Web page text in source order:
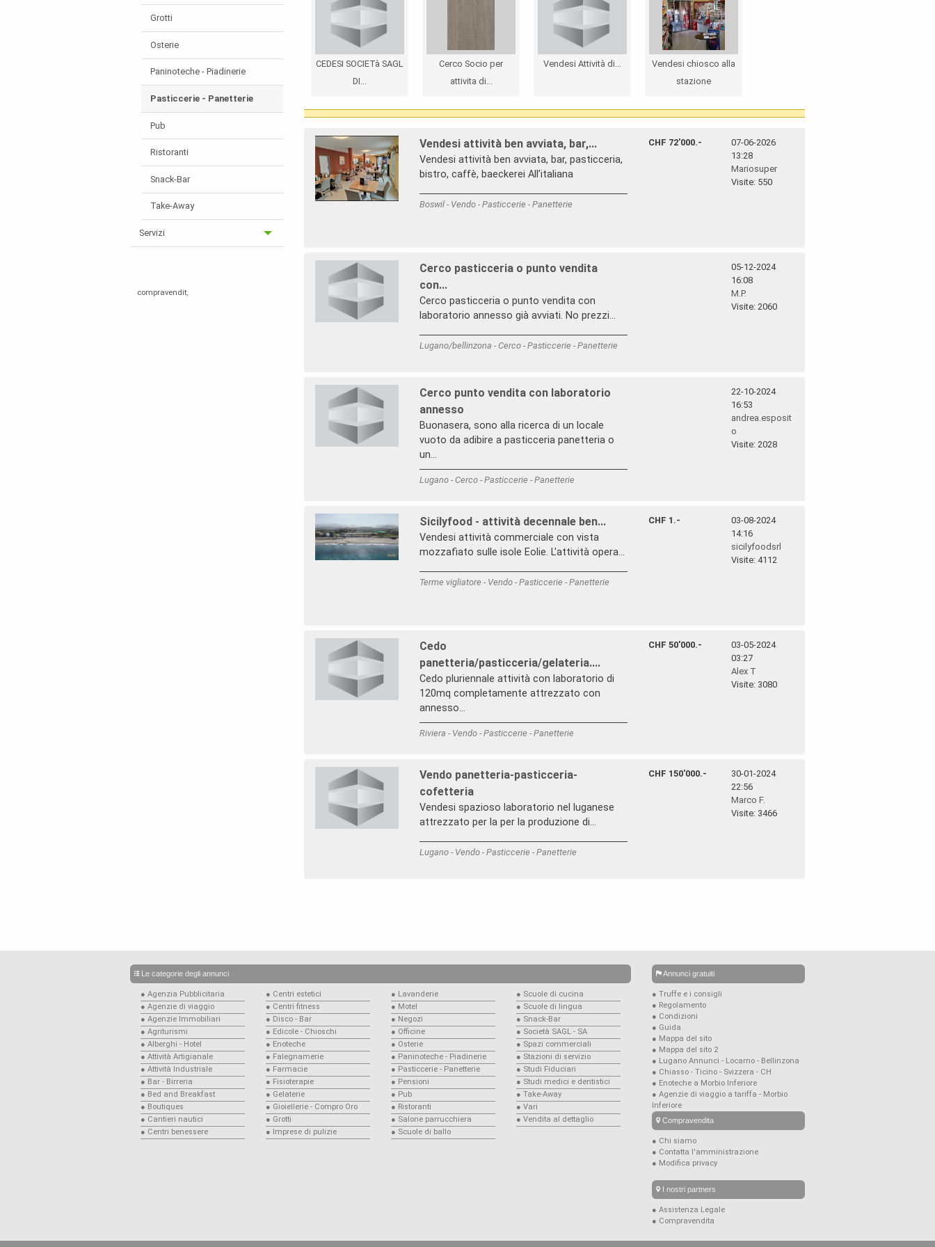
Grotti
Osterie
Paninoteche - Piadinerie
Pasticcerie - Panetterie
Pub
Ristoranti
Snack-Bar
Take-Away
Servizi
compravendit,
CEDESI SOCIETà SAGL
DI...
Cerco Socio per
attivita di...
Vendesi Attività di...
Vendesi chiosco alla
stazione
Vendesi attività ben avviata, bar,...
Vendesi attività ben avviata, bar, pasticceria,
bistro, caffè, baeckerei All’italiana
Boswil - Vendo - Pasticcerie - Panetterie
CHF 72'000.-
07-06-2026
13:28
Mariosuper
Visite: 550
Cerco pasticceria o punto vendita
con...
Cerco pasticceria o punto vendita con
laboratorio annesso già avviati. No prezzi...
Lugano/bellinzona - Cerco - Pasticcerie - Panetterie
05-12-2024
16:08
M.P.
Visite: 2060
Cerco punto vendita con laboratorio
annesso
Buonasera, sono alla ricerca di un locale
vuoto da adibire a pasticceria panetteria o
un...
Lugano - Cerco - Pasticcerie - Panetterie
22-10-2024
16:53
andrea.esposit
o
Visite: 2028
Sicilyfood - attività decennale ben...
Vendesi attività commerciale con vista
mozzafiato sulle isole Eolie. L'attività opera...
Terme vigliatore - Vendo - Pasticcerie - Panetterie
CHF 1.-
03-08-2024
14:16
sicilyfoodsrl
Visite: 4112
Cedo
panetteria/pasticceria/gelateria....
Cedo pluriennale attività con laboratorio di
120mq completamente attrezzato con
annesso...
Riviera - Vendo - Pasticcerie - Panetterie
CHF 50'000.-
03-05-2024
03:27
Alex T
Visite: 3080
Vendo panetteria-pasticceria-
cofetteria
Vendesi spazioso laboratorio nel luganese
attrezzato per la per la produzione di...
Lugano - Vendo - Pasticcerie - Panetterie
CHF 150'000.-
30-01-2024
22:56
Marco F.
Visite: 3466
Le categorie degli annunci
● Agenzia Pubblicitaria
● Agenzie di viaggio
● Agenzie Immobiliari
● Agriturismi
● Alberghi - Hotel
● Attività Artigianale
● Attività Industriale
● Bar - Birreria
● Bed and Breakfast
● Boutiques
● Cantieri nautici
● Centri benessere
● Centri estetici
● Centri fitness
● Disco - Bar
● Edicole - Chioschi
● Enoteche
● Falegnamerie
● Farmacie
● Fisioterapie
● Gelaterie
● Gioiellerie - Compro Oro
● Grotti
● Imprese di pulizie
● Lavanderie
● Motel
● Negozi
● Officine
● Osterie
● Paninoteche - Piadinerie
● Pasticcerie - Panetterie
● Pensioni
● Pub
● Ristoranti
● Salone parrucchiera
● Scuole di ballo
● Scuole di cucina
● Scuole di lingua
● Snack-Bar
● Società SAGL - SA
● Spazi commerciali
● Stazioni di servizio
● Studi Fiduciari
● Studi medici e dentistici
● Take-Away
● Vari
● Vendita al dettaglio
Annunci gratuiti
● Truffe e i consigli
● Regolamento
● Condizioni
● Guida
● Mappa del sito
● Mappa del sito 2
● Lugano Annunci - Locarno - Bellinzona
● Chiasso - Ticino - Svizzera - CH
● Enoteche a Morbio Inferiore
● Agenzie di viaggio a tariffa - Morbio
Inferiore
Compravendita
● Chi siamo
● Contatta l'amministrazione
● Modifica privacy
I nostri partners
● Assistenza Legale
● Compravendita